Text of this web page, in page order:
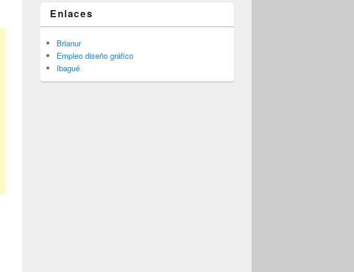
Enlaces
Brianur
Empleo diseño gráfico
Ibagué